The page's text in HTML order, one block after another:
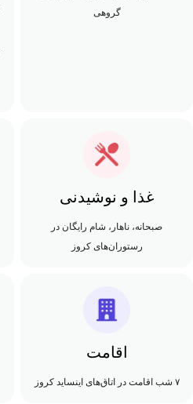
گروهی
غذا و نوشیدنی
صبحانه، ناهار، شام رایگان در
رستوران‌های کروز
اقامت
۷ شب اقامت در اتاق‌های اینساید کروز